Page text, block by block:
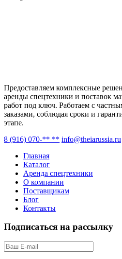
Предоставляем комплексные
аренды спецтехники и поставок
работ под ключ. Работаем с
заказами, соблюдая сроки и
этапе.
8 (916) 070-** ** info@theiarussia.ru
Главная
Каталог
Аренда спецтехники
О компании
Поставщикам
Блог
Контакты
Подписаться на рассылку